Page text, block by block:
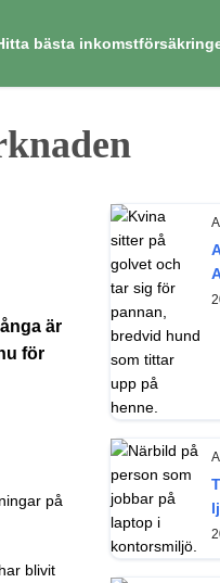
bästa
är
för
på
blivit